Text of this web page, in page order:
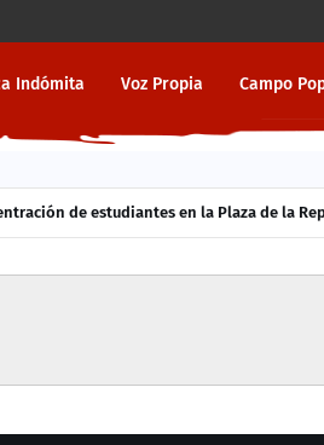
Indómita Voz Propia Campo
de estudiantes en la Plaza de la